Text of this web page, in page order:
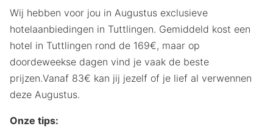
Wij hebben voor jou in Augustus exclusieve
hotelaanbiedingen in Tuttlingen. Gemiddeld kost een
hotel in Tuttlingen rond de 169€, maar op
doordeweekse dagen vind je vaak de beste
prijzen.Vanaf 83€ kan jij jezelf of je lief al verwennen
deze Augustus.
Onze tips: